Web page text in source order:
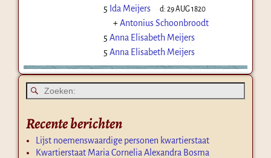
5 Ida Meijers d:29 AUG 1820
+Antonius Schoonbroodt
5 Anna Elisabeth Meijers
5 Anna Elisabeth Meijers
Recente berichten
Lijst noemenswaardige personen kwartierstaat
Kwartierstaat Maria Cornelia Alexandra Bosma